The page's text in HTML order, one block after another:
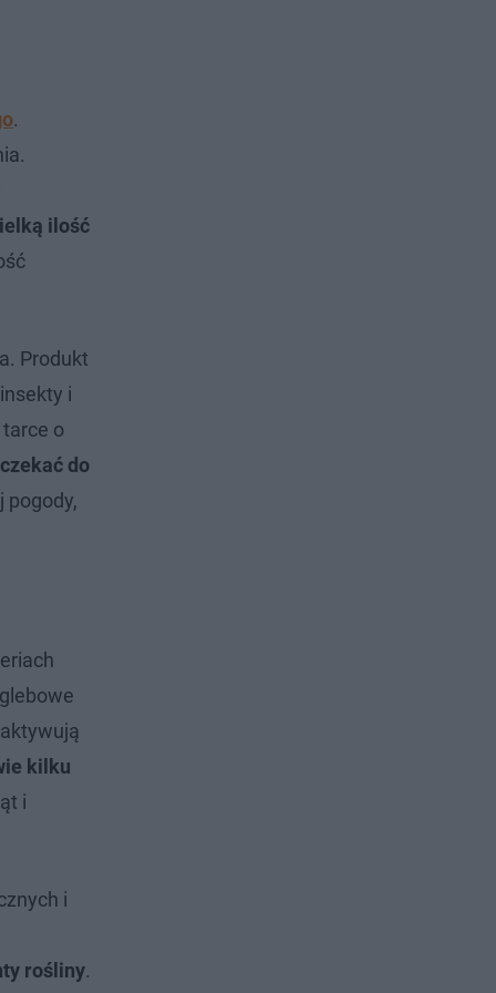
.
ilość
Produkt
i
o
do
pogody,
kilku
i
i
rośliny.